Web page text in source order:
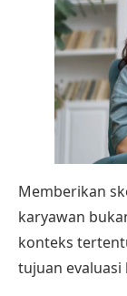
Memberikan
karyawan
konteks
tujuan evaluasi